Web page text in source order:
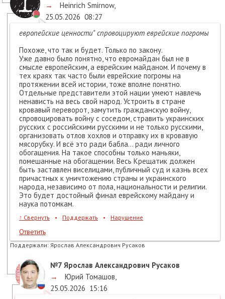
→
Heinrich Smirnow,
25.05.2026 08:27
европейские ценности" спровоцируют еврейские погромы
Похоже, что так и будет. Только по закону.
Уже давно было понятно, что евромайдан был не в
смысле европейским, а еврейским майданом. И почему в
тех краях так часто были еврейские погромы на
протяжении всей истории, тоже вполне понятно.
Отдельные представители этой нации умеют навлечь
ненависть на весь свой народ. Устроить в стране
кровавый переворот, замутить гражданскую войну,
спровоцировать войну с соседом, стравить украинских
русских с российскими русскими и не только русскими,
организовать отлов хохлов и отправку их в кровавую
мясорубку. И всё это ради бабла... ради личного
обогащения. На такое способны только маньяки,
помешанные на обогащении. Весь Крещатик должен
быть заставлен виселицами, публичный суд и казнь всех
причастных к уничтожению страны и украинского
народа, независимо от пола, национальности и религии.
Это будет достойный финал еврейскому майдану и
наука потомкам.
↑ Свернуть • Поддержать • Нарушение
Ответить
Поддержали: Ярослав Александрович Русаков
№7 Ярослав Александрович Русаков
→
Юрий Томашов,
25.05.2026 15:16